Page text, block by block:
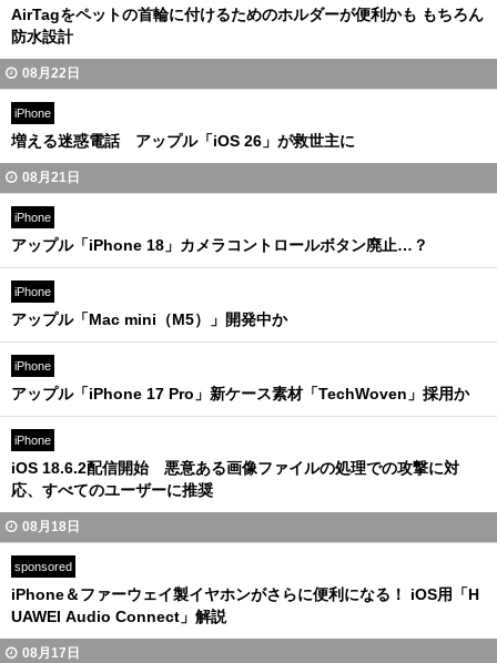
AirTagをペットの首輪に付けるためのホルダーが便利かも もちろん
防水設計
08月22日
iPhone
増える迷惑電話 アップル「iOS 26」が救世主に
08月21日
iPhone
アップル「iPhone 18」カメラコントロールボタン廃止…？
iPhone
アップル「Mac mini（M5）」開発中か
iPhone
アップル「iPhone 17 Pro」新ケース素材「TechWoven」採用か
iPhone
iOS 18.6.2配信開始 悪意ある画像ファイルの処理での攻撃に対
応、すべてのユーザーに推奨
08月18日
sponsored
iPhone＆ファーウェイ製イヤホンがさらに便利になる！ iOS用「H
UAWEI Audio Connect」解説
08月17日